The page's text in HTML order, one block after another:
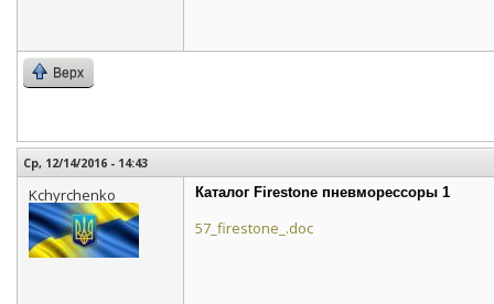
Верх
Ср, 12/14/2016 - 14:43
Kchyrchenko Каталог Firestone пневморессоры 1
57_firestone_.doc